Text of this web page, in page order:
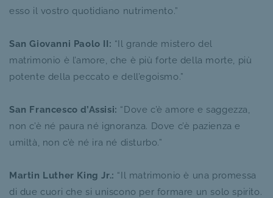
esso il vostro quotidiano nutrimento.”
San Giovanni Paolo II: “Il grande mistero del
matrimonio è l’amore, che è più forte della morte, più
potente della peccato e dell’egoismo.”
San Francesco d’Assisi: “Dove c’è amore e saggezza,
non c’è né paura né ignoranza. Dove c’è pazienza e
umiltà, non c’è né ira né disturbo.”
Martin Luther King Jr.: “Il matrimonio è una promessa
di due cuori che si uniscono per formare un solo spirito.